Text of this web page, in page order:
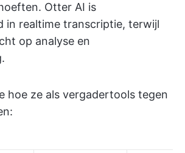
Otter AI is
in realtime transcriptie, terwijl
op analyse en
hoe ze als vergadertools tegen